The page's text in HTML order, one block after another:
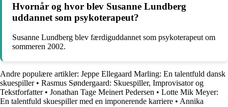
Hvornår og hvor blev Susanne Lundberg
uddannet som psykoterapeut?
Susanne Lundberg blev færdiguddannet som psykoterapeut om
sommeren 2002.
Andre populære artikler: Jeppe Ellegaard Marling: En talentfuld dansk
skuespiller• Rasmus Søndergaard: Skuespiller, Improvisator og
Tekstforfatter• Jonathan Tage Meinert Pedersen • Lotte Mik Meyer:
En talentfuld skuespiller med en imponerende karriere • Annika